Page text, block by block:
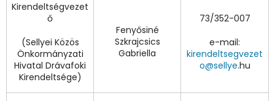
Kirendeltségvezet
ő
(Sellyei Közös
Önkormányzati
Hivatal Drávafoki
Kirendeltsége)
Fenyősiné
Szkrajcsics
Gabriella
73/352-007
e-mail:
kirendeltsegvezet
o@sellye.hu